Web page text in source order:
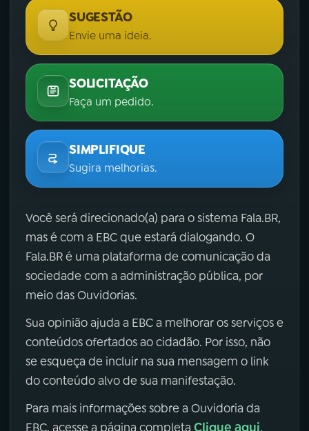
SUGESTÃO
Envie uma ideia.
SOLICITAÇÃO
Faça um pedido.
SIMPLIFIQUE
Sugira melhorias.
Você será direcionado(a) para o sistema Fala.BR,
mas é com a EBC que estará dialogando. O
Fala.BR é uma plataforma de comunicação da
sociedade com a administração pública, por
meio das Ouvidorias.
Sua opinião ajuda a EBC a melhorar os serviços e
conteúdos ofertados ao cidadão. Por isso, não
se esqueça de incluir na sua mensagem o link
do conteúdo alvo de sua manifestação.
Para mais informações sobre a Ouvidoria da
EBC, acesse a página completa Clique aqui.